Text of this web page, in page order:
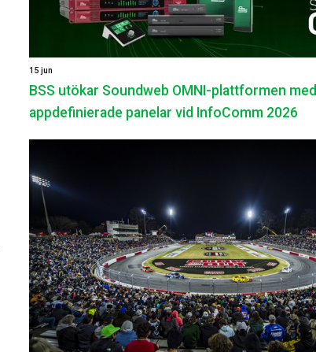
15 jun
BSS utökar Soundweb OMNI-plattformen med
appdefinierade panelar vid InfoComm 2026